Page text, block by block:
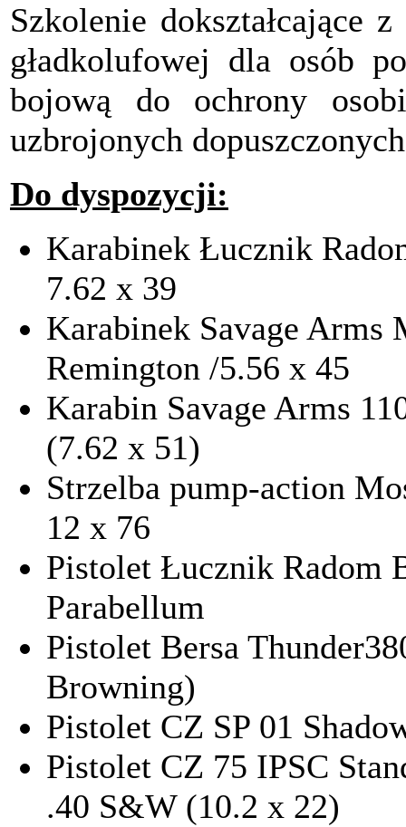
Szkolenie dokształcające
gładkolufowej dla osób
bojową do ochrony
uzbrojonych
Do dyspozycji:
Karabinek Łucznik
7.62 x 39
Karabinek Savage Arms
Remington /5.56 x 45
Karabin Savage Arms
(7.62 x 51)
Strzelba pump-action
12 x 76
Pistolet Łucznik Radom
Parabellum
Pistolet Bersa
Browning)
Pistolet CZ SP 01
Pistolet CZ 75 IPSC
.40 S&W (10.2 x 22)